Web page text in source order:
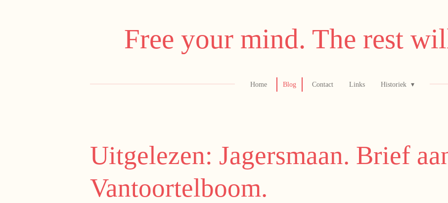
Free your mind. The rest
Home Blog Contact Links Historiek
Uitgelezen: Jagersmaan. Brief
Vantoortelboom.